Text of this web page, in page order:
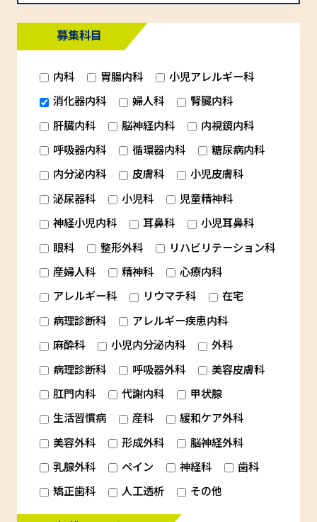
募集科目
内科 胃腸内科
小児アレルギー科
消化器内科
婦人科
腎臓内科
肝臓内科
脳神経内科
内視鏡内科
呼吸器内科
循環器内科
糖尿病内科
内分泌内科
皮膚科
小児皮膚科
泌尿器科
小児科
児童精神科
神経小児内科
耳鼻科
小児耳鼻科
眼科
整形外科
リハビリテーション科
産婦人科
精神科
心療内科
アレルギー科
リウマチ科
在宅
病理診断科
アレルギー疾患内科
麻酔科
小児内分泌内科
外科
病理診断科
呼吸器外科
美容皮膚科
肛門内科
代謝内科
甲状腺
生活習慣病
産科
緩和ケア外科
美容外科
形成外科
脳神経外科
乳腺外科
ペイン 神経科
歯科
矯正歯科
人工透析 その他